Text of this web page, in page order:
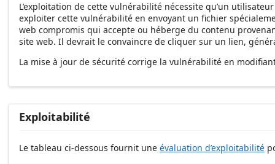
L’exploitation de cette vulnérabilité nécessite qu’un
exploiter cette vulnérabilité en envoyant un fichier
web compromis qui accepte ou héberge du contenu
site web. Il devrait le convaincre de cliquer sur un lien,
La mise à jour de sécurité corrige la vulnérabilité en
Exploitabilité
Le tableau ci-dessous fournit une évaluation d’exploitabilité